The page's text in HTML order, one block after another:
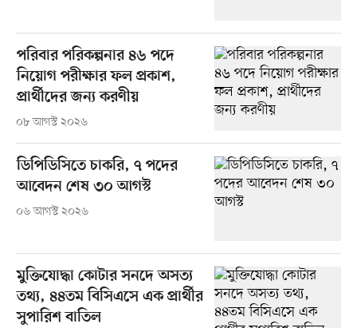
পরিবার পরিকল্পনার ৪৬ পদে
নিয়োগ পরীক্ষার ফল প্রকাশ,
প্রার্থীদের জন্য করণীয়
০৮ আগস্ট ২০২৬
ডিপিডিসিতে চাকরি, ৭ পদের
আবেদন শেষ ৩০ আগস্ট
০৬ আগস্ট ২০২৬
মুক্তিযোদ্ধা কোটার সনদে অসত্য
তথ্য, ৪৪তম বিসিএসে এক প্রার্থীর
সুপারিশ বাতিল